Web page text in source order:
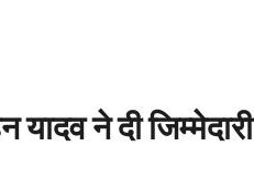
ने दी जिम्मेदारी